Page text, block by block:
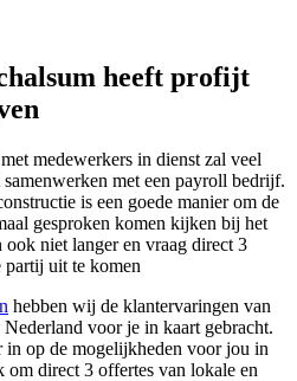
heeft profijt
medewerkers in dienst zal veel
met een payroll bedrijf.
is een goede manier om de
gesproken komen kijken bij het
niet langer en vraag direct 3
partij uit te komen
hebben wij de klantervaringen van
voor je in kaart gebracht.
in op de mogelijkheden voor jou in
direct 3 offertes van lokale en